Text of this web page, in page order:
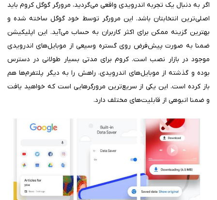
اگر به دنبال یک تجربه اندرویدی واقعی می‌گردید، مرورگر گوگل کروم باید
اصلی‌ترین انتخابتان باشد. این مرورگر توسط خود گوگل ساخته شده و
بهترین گزینه ممکن برای اکثر کاربران به حساب می‌آید. این اپلیکیشن
ضمنا به صورت پیش‌فرض روی گستره وسیعی از موبایل‌های اندرویدی
موجود در بازار نصب است. کروم برای مدتی بسیار طولانی در دسترس
بوده و گذشته از موبایل‌های اندرویدی، راهش را به دیگر پلتفرم‌ها هم
باز کرده است. این یکی از سریع‌ترین مرورگرهایی است که خواهید یافت
و ضمنا انبوهی از قابلیت‌های مختلف دارد.